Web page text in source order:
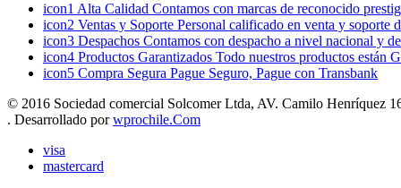
icon1 Alta Calidad Contamos con marcas de reconocido
icon2 Ventas y Soporte Personal calificado en venta y soporte
icon3 Despachos Contamos con despacho a nivel nacional y
icon4 Productos Garantizados Todo nuestros productos están
icon5 Compra Segura Pague Seguro, Pague con Transbank
© 2016 Sociedad comercial Solcomer Ltda, AV. Camilo Henríquez
. Desarrollado porwprochile.Com
visa
mastercard